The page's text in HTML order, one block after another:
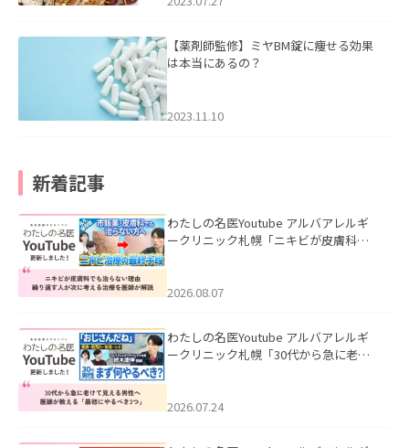
【薬剤師監修】ミヤBM錠に痩せる効果
は本当にあるの？
2023.11.10
新着記事
わたしの名医Youtube アルバアレルギ
ークリニック札幌「ニキビが皮膚科で
ました。
2026.08.07
わたしの名医Youtube アルバアレルギ
ークリニック札幌「30代から急に老け
た。
2026.07.24